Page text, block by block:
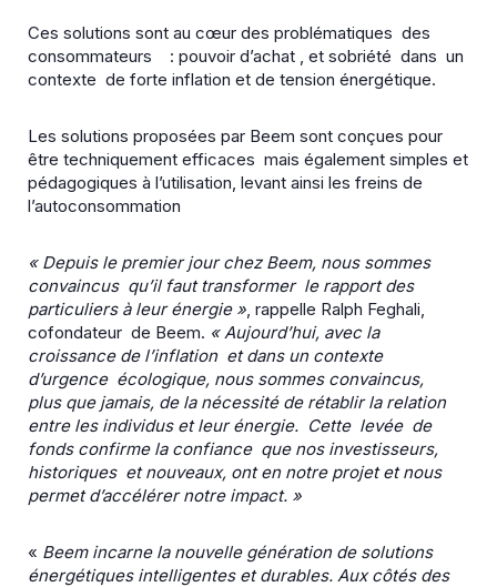
Ces solutions sont au cœur des problématiques des
consommateurs : pouvoir d’achat , et sobriété dans un
contexte de forte inflation et de tension énergétique.
Les solutions proposées par Beem sont conçues pour
être techniquement efficaces mais également simples et
pédagogiques à l’utilisation, levant ainsi les freins de
l’autoconsommation
« Depuis le premier jour chez Beem, nous sommes
convaincus qu’il faut transformer le rapport des
particuliers à leur énergie », rappelle Ralph Feghali,
cofondateur de Beem. « Aujourd’hui, avec la
croissance de l’inflation et dans un contexte
d’urgence écologique, nous sommes convaincus,
plus que jamais, de la nécessité de rétablir la relation
entre les individus et leur énergie. Cette levée de
fonds confirme la confiance que nos investisseurs,
historiques et nouveaux, ont en notre projet et nous
permet d’accélérer notre impact. »
« Beem incarne la nouvelle génération de solutions
énergétiques intelligentes et durables. Aux côtés des